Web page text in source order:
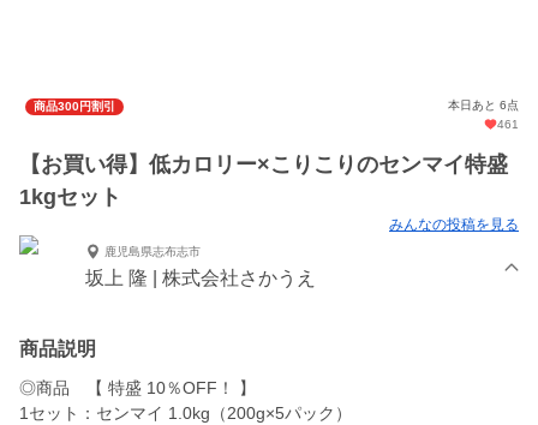
商品300円割引
本日あと 6点
461
【お買い得】低カロリー×こりこりのセンマイ特盛
1kgセット
みんなの投稿を見る
鹿児島県志布志市
坂上 隆 | 株式会社さかうえ
商品説明
◎商品 【 特盛 10％OFF！ 】
1セット：センマイ 1.0kg（200g×5パック）